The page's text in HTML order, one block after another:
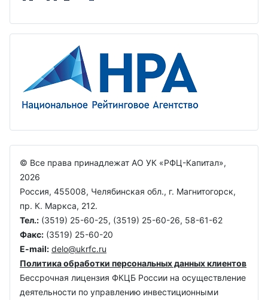
© Все права принадлежат АО УК «РФЦ-Капитал»,
2026
Россия, 455008, Челябинская обл., г. Магнитогорск,
пр. К. Маркса, 212.
Тел.: (3519) 25-60-25, (3519) 25-60-26, 58-61-62
Факс: (3519) 25-60-20
E-mail: delo@ukrfc.ru
Политика обработки персональных данных клиентов
Бессрочная лицензия ФКЦБ Росcии на осуществление
деятельности по управлению инвестиционными